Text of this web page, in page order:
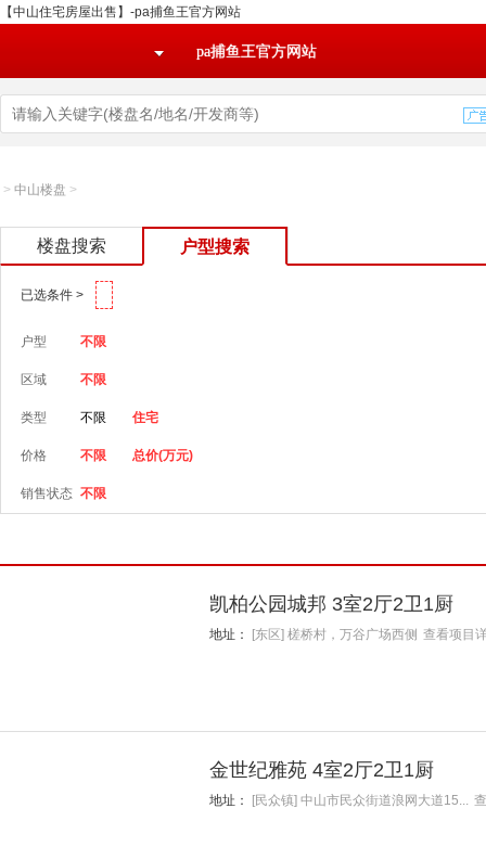
【中山住宅房屋出售】-pa捕鱼王官方网站
pa捕鱼王官方网站
> 中山楼盘 >
楼盘搜索 户型搜索
已选条件 >
户型 不限
区域 不限
类型 不限 住宅
价格 不限 总价(万元)
销售状态 不限
凯柏公园城邦 3室2厅2卫1厨
地址： [东区] 槎桥村，万谷广场西侧 查看项目
金世纪雅苑 4室2厅2卫1厨
地址： [民众镇] 中山市民众街道浪网大道15...